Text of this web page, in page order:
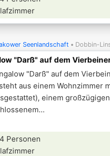
Seenlandschaft Dobbin-
"Darß" auf dem
"Darß" auf dem
aus einem Wohnzimmer
einem
Personen